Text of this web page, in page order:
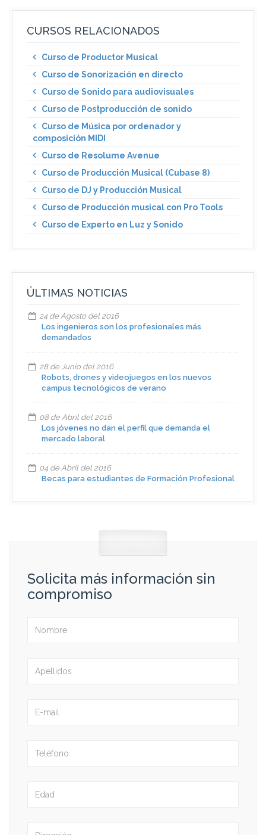
CURSOS RELACIONADOS
Curso de Productor Musical
Curso de Sonorización en directo
Curso de Sonido para audiovisuales
Curso de Postproducción de sonido
Curso de Música por ordenador y
composición MIDI
Curso de Resolume Avenue
Curso de Producción Musical (Cubase 8)
Curso de DJ y Producción Musical
Curso de Producción musical con Pro Tools
Curso de Experto en Luz y Sonido
ÚLTIMAS NOTICIAS
24 de Agosto del 2016
Los ingenieros son los profesionales más
demandados
28 de Junio del 2016
Robots, drones y videojuegos en los nuevos
campus tecnológicos de verano
08 de Abril del 2016
Los jóvenes no dan el perfil que demanda el
mercado laboral
04 de Abril del 2016
Becas para estudiantes de Formación Profesional
Solicita más información sin
compromiso